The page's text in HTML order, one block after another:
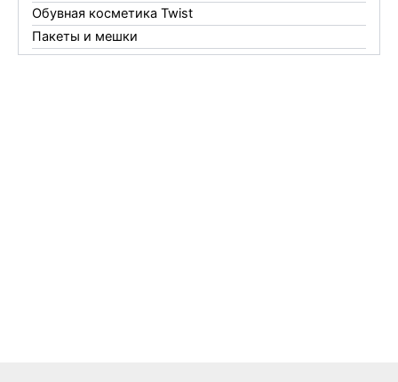
Обувная косметика Twist
Пакеты и мешки
Перчатки